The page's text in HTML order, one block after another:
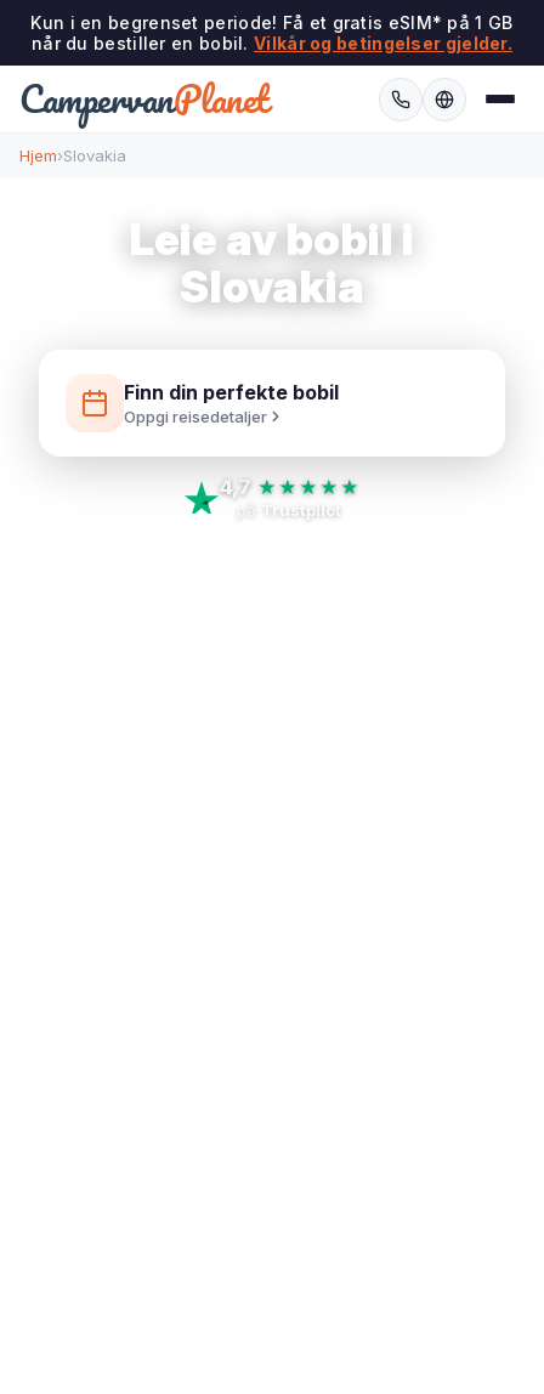
Kun i en begrenset periode! Få et gratis eSIM* på 1 GB
når du bestiller en bobil.Vilkår og betingelser gjelder.
CampervanPlanet
Hjem›Slovakia
Leie av bobil i
Slovakia
Finn din perfekte bobil
Oppgi reisedetaljer
4,7 ★★★★★
på Trustpilot